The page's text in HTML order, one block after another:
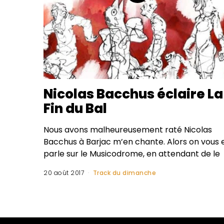
Nicolas Bacchus éclaire La
Fin du Bal
Nous avons malheureusement raté Nicolas
Bacchus à Barjac m’en chante. Alors on vous
parle sur le Musicodrome, en attendant de le
20 août 2017 Track du dimanche